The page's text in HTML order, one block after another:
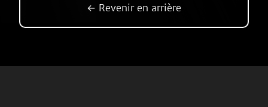
← Revenir en arrière